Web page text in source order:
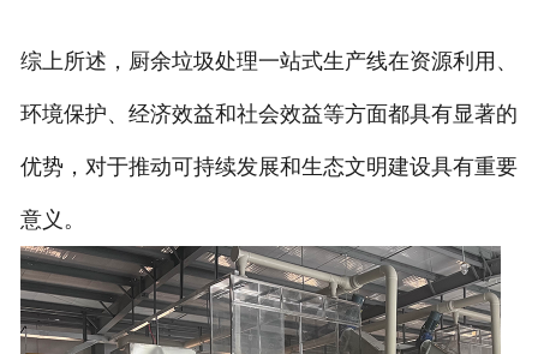
综上所述，厨余垃圾处理一站式生产线在资源利用、
环境保护、经济效益和社会效益等方面都具有显著的
优势，对于推动可持续发展和生态文明建设具有重要
意义。